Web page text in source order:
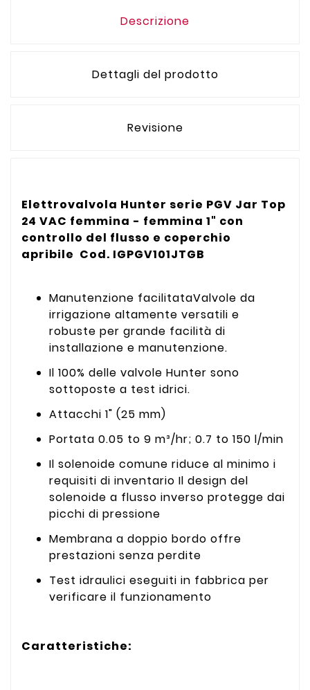
Descrizione
Dettagli del prodotto
Revisione
Elettrovalvola Hunter serie PGV Jar Top
24 VAC femmina - femmina 1" con
controllo del flusso e coperchio
apribile Cod. IGPGV101JTGB
Manutenzione facilitataValvole da
irrigazione altamente versatili e
robuste per grande facilità di
installazione e manutenzione.
Il 100% delle valvole Hunter sono
sottoposte a test idrici.
Attacchi 1" (25 mm)
Portata 0.05 to 9 m³/hr; 0.7 to 150 l/min
Il solenoide comune riduce al minimo i
requisiti di inventario Il design del
solenoide a flusso inverso protegge dai
picchi di pressione
Membrana a doppio bordo offre
prestazioni senza perdite
Test idraulici eseguiti in fabbrica per
verificare il funzionamento
Caratteristiche: